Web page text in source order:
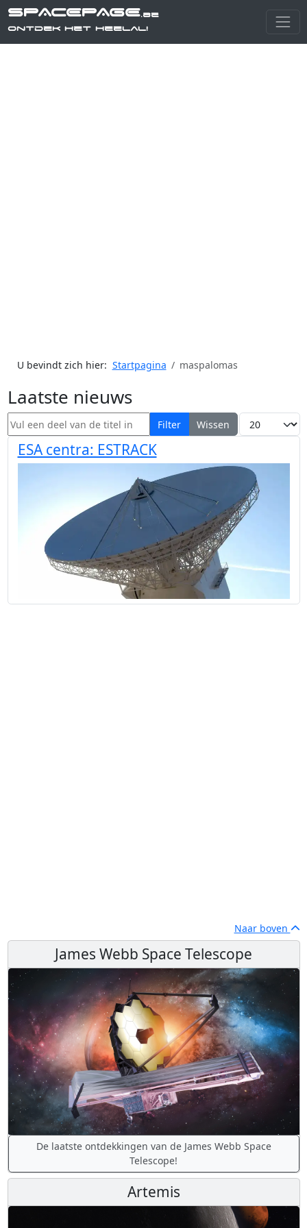
SPACEPAGE.be
Ontdek het heelal!
U bevindt zich hier: Startpagina maspalomas
Laatste nieuws
Vul een deel van de titel in Filter Wissen Toon #
ESA centra: ESTRACK
Naar boven
James Webb Space Telescope
De laatste ontdekkingen van de James Webb Space
Telescope!
Artemis